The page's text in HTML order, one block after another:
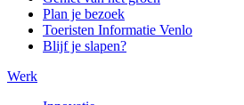
Plan je bezoek
Toeristen Informatie Venlo
Blijf je slapen?
Werk